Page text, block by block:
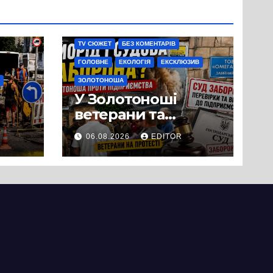
TV СЮЖЕТ БЕЗ КОМЕНТАРІВ
ГОЛОВНЕ ЕКОЛОГІЯ ЕКСКЛЮЗИВ
ЗОЛОТОНОША
У Золотоноші
ветерани та
місцеві жителі
вийшли на
протест до стін
06.08.2026 EDITOR